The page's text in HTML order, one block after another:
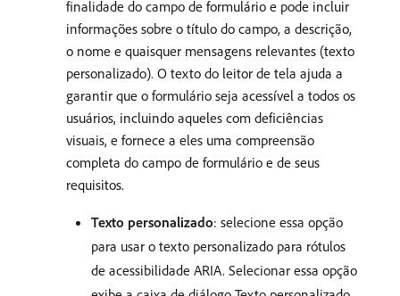
finalidade do campo de formulário e pode incluir
informações sobre o título do campo, a descrição,
o nome e quaisquer mensagens relevantes (texto
personalizado). O texto do leitor de tela ajuda a
garantir que o formulário seja acessível a todos os
usuários, incluindo aqueles com deficiências
visuais, e fornece a eles uma compreensão
completa do campo de formulário e de seus
requisitos.
Texto personalizado: selecione essa opção
para usar o texto personalizado para rótulos
de acessibilidade ARIA. Selecionar essa opção